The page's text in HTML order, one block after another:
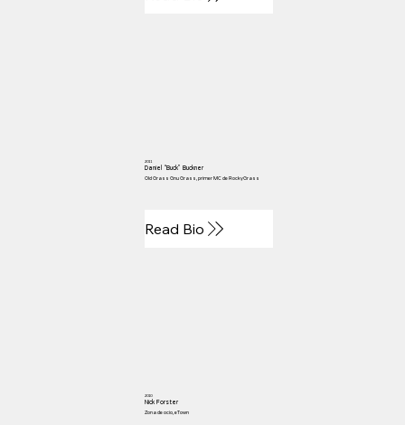
2011
Daniel “Buck” Buckner
Old Grass Gnu Grass, primer MC de RockyGrass
Read Bio
2010
Nick Forster
Zona de ocio, eTown